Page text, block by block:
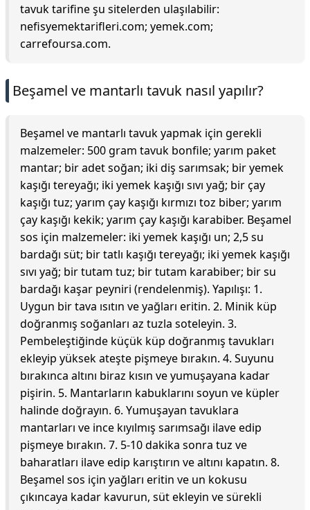
tavuk tarifine şu sitelerden ulaşılabilir:
nefisyemektarifleri.com; yemek.com;
carrefoursa.com.
Beşamel ve mantarlı tavuk nasıl yapılır?
Beşamel ve mantarlı tavuk yapmak için gerekli
malzemeler: 500 gram tavuk bonfile; yarım paket
mantar; bir adet soğan; iki diş sarımsak; bir yemek
kaşığı tereyağı; iki yemek kaşığı sıvı yağ; bir çay
kaşığı tuz; yarım çay kaşığı kırmızı toz biber; yarım
çay kaşığı kekik; yarım çay kaşığı karabiber. Beşamel
sos için malzemeler: iki yemek kaşığı un; 2,5 su
bardağı süt; bir tatlı kaşığı tereyağı; iki yemek kaşığı
sıvı yağ; bir tutam tuz; bir tutam karabiber; bir su
bardağı kaşar peyniri (rendelenmiş). Yapılışı: 1.
Uygun bir tava ısıtın ve yağları eritin. 2. Minik küp
doğranmış soğanları az tuzla soteleyin. 3.
Pembeleştiğinde küçük küp doğranmış tavukları
ekleyip yüksek ateşte pişmeye bırakın. 4. Suyunu
bırakınca altını biraz kısın ve yumuşayana kadar
pişirin. 5. Mantarların kabuklarını soyun ve küpler
halinde doğrayın. 6. Yumuşayan tavuklara
mantarları ve ince kıyılmış sarımsağı ilave edip
pişmeye bırakın. 7. 5-10 dakika sonra tuz ve
baharatları ilave edip karıştırın ve altını kapatın. 8.
Beşamel sos için yağları eritin ve un kokusu
çıkıncaya kadar kavurun, süt ekleyin ve sürekli